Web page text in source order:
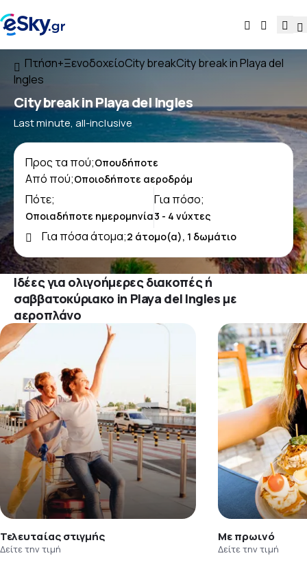
Πτήση+ΞενοδοχείοCity breakCity break in Playa del
Ingles
City break in Playa del Ingles
Last minute, all-inclusive
Προς τα πού;
Από πού;
Πότε;
Για πόσο;
Για πόσα άτομα;
Ιδέες για ολιγοήμερες διακοπές ή
σαββατοκύριακο in Playa del Ingles με
αεροπλάνο
Τελευταίας στιγμής
Δείτε την τιμή
Με πρωινό
Δείτε την τιμή